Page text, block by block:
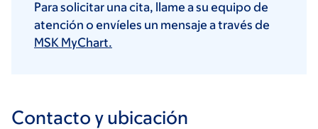
Para solicitar una cita, llame a su equipo de
atención o envíeles un mensaje a través de
MSK MyChart.
Contacto y ubicación